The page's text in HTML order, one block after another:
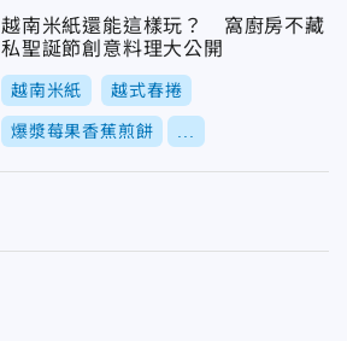
越南米紙還能這樣玩？ 窩廚房不藏
私聖誕節創意料理大公開
越南米紙 越式春捲
爆漿莓果香蕉煎餅